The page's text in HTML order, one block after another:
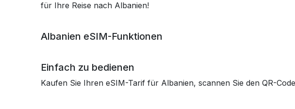
für Ihre Reise nach Albanien!
Albanien eSIM-Funktionen
Einfach zu bedienen
Kaufen Sie Ihren eSIM-Tarif für Albanien, scannen Sie den QR-